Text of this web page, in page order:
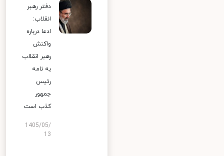
دفتر رهبر
انقلاب:
ادعا درباره
واکنش
رهبر انقلاب
به نامه
رئیس
جمهور
کذب است
1405/05/
13